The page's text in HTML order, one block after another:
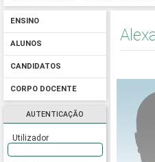
ENSINO
ALUNOS
CANDIDATOS
CORPO DOCENTE
AUTENTICAÇÃO
Utilizador